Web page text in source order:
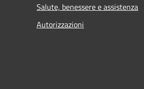
Salute, benessere e assistenza
Autorizzazioni